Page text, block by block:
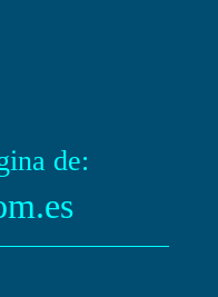
de: